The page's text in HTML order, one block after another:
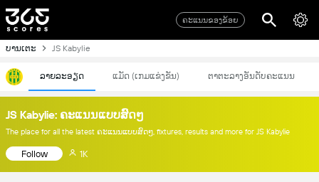
ຄະແນນຂອງຂ້ອຍ
ບານເຕະ JS Kabylie
ລາຍລະອຽດ ແມັດ (ເກມແຂ່ງຂັນ) ຕາຕະລາງອັນດັບຄະແນນ
JS Kabylie: ຄະແນນແບບສົດໆ
The place for all the latest ຄະແນນແບບສົດໆ, fixtures, results and more for JS Kabylie
Follow 1K